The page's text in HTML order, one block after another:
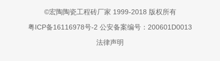
©宏陶陶瓷工程砖厂家 1999-2018 版权所有
粤ICP备16116978号-2 公安备案编号：200601D0013
法律声明